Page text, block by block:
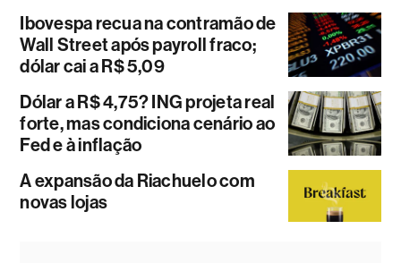
Ibovespa recua na contramão de
Wall Street após payroll fraco;
dólar cai a R$ 5,09
Dólar a R$ 4,75? ING projeta real
forte, mas condiciona cenário ao
Fed e à inflação
A expansão da Riachuelo com
novas lojas